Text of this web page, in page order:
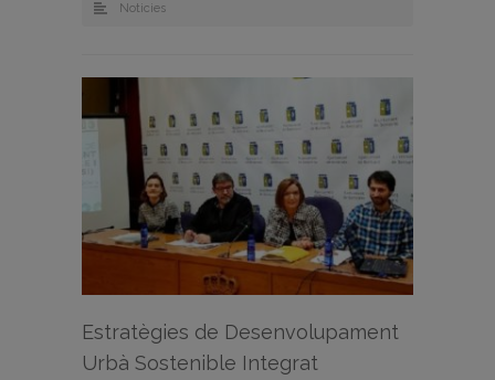
Noticies
Estratègies de Desenvolupament
Urbà Sostenible Integrat